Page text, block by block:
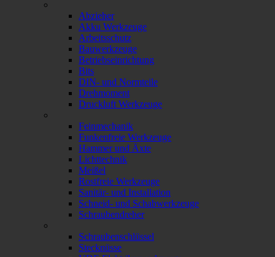
Abzieher
Akku Werkzeuge
Arbeitsschutz
Bauwerkzeuge
Betriebseinrichtung
Bits
DIN- und Normteile
Drehmoment
Druckluft Werkzeuge
Feinmechanik
Funkenfreie Werkzeuge
Hammer und Äxte
Lichttechnik
Meißel
Rostfreie Werkzeuge
Sanitär- und Installation
Schneid- und Schabwerkzeuge
Schraubendreher
Schraubenschlüssel
Stecknüsse